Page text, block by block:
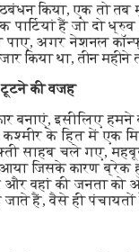
किया, एक तो तब
हैं जो दो
पाए, अगर नेशनल
किया था, तीन महीने
की वजह
बनाएं, इसीलिए
कश्मीर के हित में एक
साहब चले गए,
आया जिसके कारण
वहां की जनता को
हैं, वैसे ही